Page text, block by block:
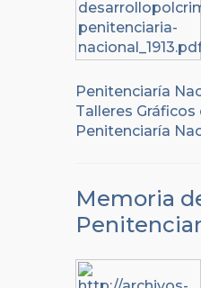
Penitenciaría
Talleres Gráficos
Penitenciaría
Memoria